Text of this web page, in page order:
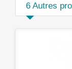
6 Autres